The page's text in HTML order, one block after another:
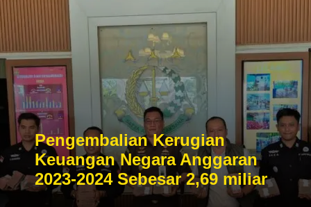
Pengembalian Kerugian
Keuangan Negara Anggaran
2023-2024 Sebesar 2,69 miliar